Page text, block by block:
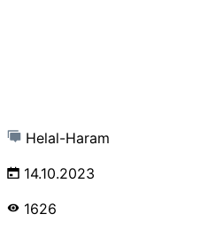
Helal-Haram
14.10.2023
1626